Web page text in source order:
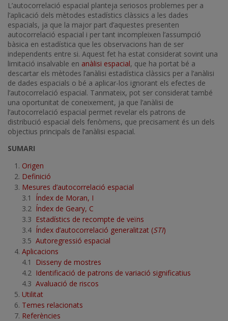
L’autocorrelació espacial planteja seriosos problemes per a
l’aplicació dels mètodes estadístics clàssics a les dades
espacials, ja que la major part d’aquestes presenten
autocorrelació espacial i per tant incompleixen l’assumpció
bàsica en estadística que les observacions han de ser
independents entre si. Aquest fet ha estat considerat sovint una
limitació insalvable en anàlisi espacial, que ha portat bé a
descartar els mètodes l’anàlisi estadística clàssics per a l’anàlisi
de dades espacials o bé a aplicar-los ignorant els efectes de
l’autocorrelació espacial. Tanmateix, pot ser considerat també
una oportunitat de coneixement, ja que l’anàlisi de
l’autocorrelació espacial permet revelar els patrons de
distribució espacial dels fenòmens, que precisament és un dels
objectius principals de l’anàlisi espacial.
SUMARI
Origen
Definició
Mesures d’autocorrelació espacial
3.1
Índex de Moran, I
3.2 Índex de Geary, C
3.3 Estadístics de recompte de veïns
3.4 Índex d’autocorrelació generalitzat (STI)
3.5 Autoregressió espacial
Aplicacions
4.1
Disseny de mostres
4.2 Identificació de patrons de variació significatius
4.3 Avaluació de riscos
Utilitat
Temes relacionats
Referències